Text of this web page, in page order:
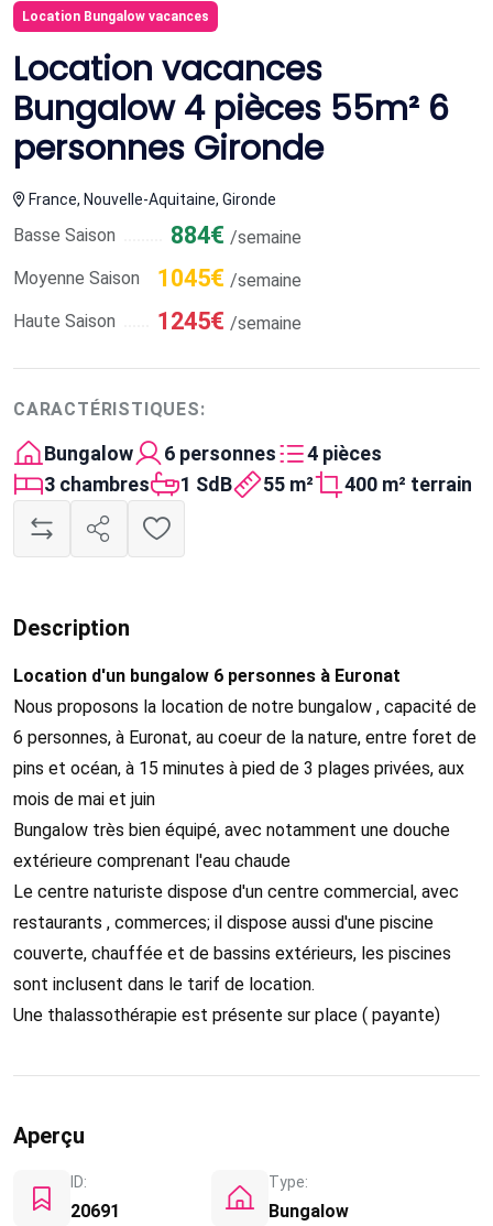
Location Bungalow vacances
Location vacances
Bungalow 4 pièces 55m² 6
personnes Gironde
France, Nouvelle-Aquitaine, Gironde
Basse Saison 884€ /semaine
Moyenne Saison
1045€ /semaine
Haute Saison
1245€ /semaine
CARACTÉRISTIQUES:
Bungalow 6 personnes
4 pièces
3 chambres
1 SdB 55 m² 400 m² terrain
Description
Location d'un bungalow 6 personnes à Euronat
Nous proposons la location de notre bungalow , capacité de
6 personnes, à Euronat, au coeur de la nature, entre foret de
pins et océan, à 15 minutes à pied de 3 plages privées, aux
mois de mai et juin
Bungalow très bien équipé, avec notamment une douche
extérieure comprenant l'eau chaude
Le centre naturiste dispose d'un centre commercial, avec
restaurants , commerces; il dispose aussi d'une piscine
couverte, chauffée et de bassins extérieurs, les piscines
sont inclusent dans le tarif de location.
Une thalassothérapie est présente sur place ( payante)
Aperçu
ID:
20691
Type:
Bungalow